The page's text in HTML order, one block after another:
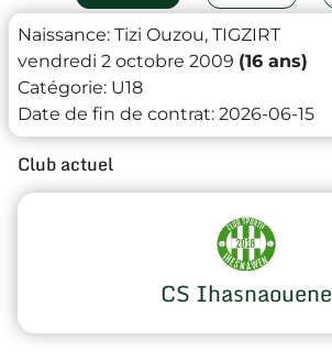
Naissance: Tizi Ouzou, TIGZIRT
vendredi 2 octobre 2009 (16 ans)
Catégorie: U18
Date de fin de contrat: 2026-06-15
Club actuel
CS Ihasnaouene